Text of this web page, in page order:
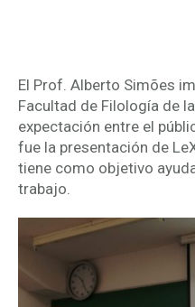
El Prof. Alberto Simões
Facultad de Filología de
expectación entre el
fue la presentación de
tiene como objetivo
trabajo.